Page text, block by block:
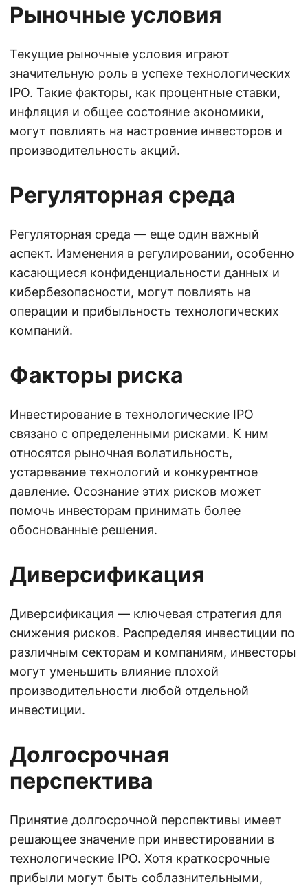
Рыночные условия
Текущие рыночные условия играют
значительную роль в успехе технологических
IPO. Такие факторы, как процентные ставки,
инфляция и общее состояние экономики,
могут повлиять на настроение инвесторов и
производительность акций.
Регуляторная среда
Регуляторная среда — еще один важный
аспект. Изменения в регулировании, особенно
касающиеся конфиденциальности данных и
кибербезопасности, могут повлиять на
операции и прибыльность технологических
компаний.
Факторы риска
Инвестирование в технологические IPO
связано с определенными рисками. К ним
относятся рыночная волатильность,
устаревание технологий и конкурентное
давление. Осознание этих рисков может
помочь инвесторам принимать более
обоснованные решения.
Диверсификация
Диверсификация — ключевая стратегия для
снижения рисков. Распределяя инвестиции по
различным секторам и компаниям, инвесторы
могут уменьшить влияние плохой
производительности любой отдельной
инвестиции.
Долгосрочная
перспектива
Принятие долгосрочной перспективы имеет
решающее значение при инвестировании в
технологические IPO. Хотя краткосрочные
прибыли могут быть соблазнительными,